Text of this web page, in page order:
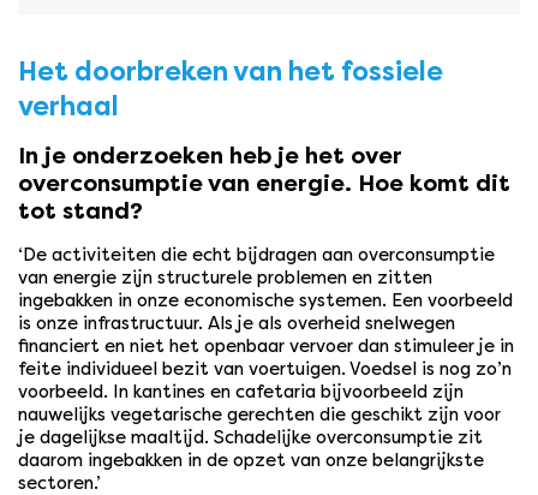
Het doorbreken van het fossiele
verhaal
In je onderzoeken heb je het over
overconsumptie van energie. Hoe komt dit
tot stand?
‘De activiteiten die echt bijdragen aan overconsumptie
van energie zijn structurele problemen en zitten
ingebakken in onze economische systemen. Een voorbeeld
is onze infrastructuur. Als je als overheid snelwegen
financiert en niet het openbaar vervoer dan stimuleer je in
feite individueel bezit van voertuigen. Voedsel is nog zo’n
voorbeeld. In kantines en cafetaria bijvoorbeeld zijn
nauwelijks vegetarische gerechten die geschikt zijn voor
je dagelijkse maaltijd. Schadelijke overconsumptie zit
daarom ingebakken in de opzet van onze belangrijkste
sectoren.’